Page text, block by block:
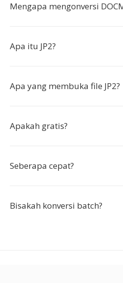
Mengapa mengonversi
Apa itu JP2?
Apa yang membuka file JP2?
Apakah gratis?
Seberapa cepat?
Bisakah konversi batch?